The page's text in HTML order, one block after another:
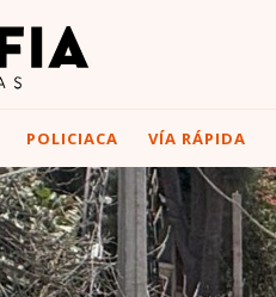
POLICIACA VÍA RÁPIDA